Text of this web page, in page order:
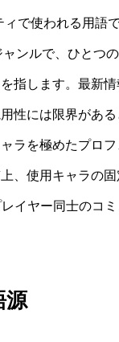
で使われる用語
ンルで、ひとつ
指します。最新
性には限界があ
ラを極めたプロ
、使用キャラの
イヤー同士のコ
源